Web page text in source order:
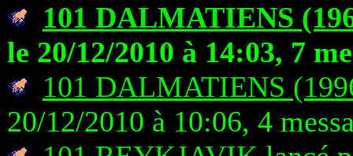
101 DALMATIENS
le 20/12/2010 à 14:03, 7
101 DALMATIENS
20/12/2010 à 10:06, 4